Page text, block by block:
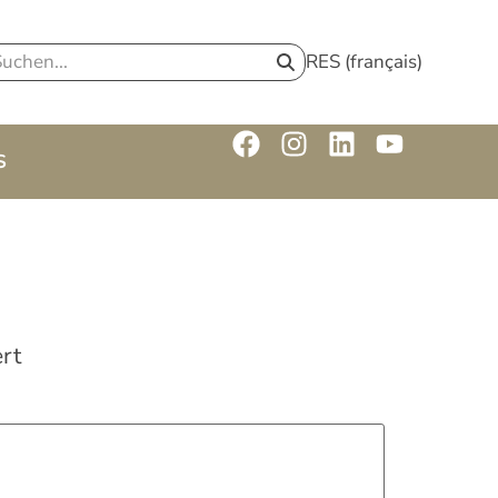
RES (français)